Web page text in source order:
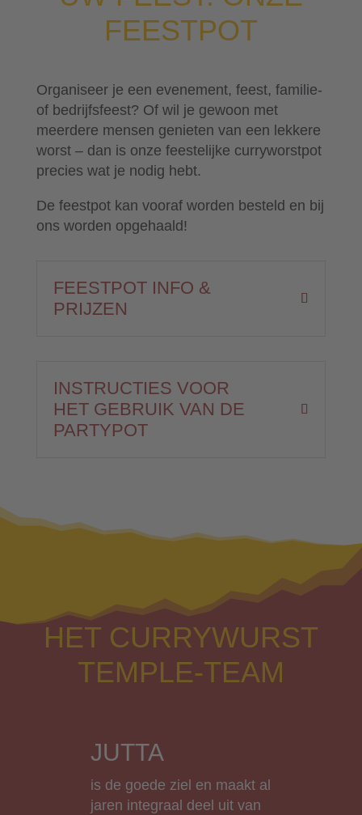
FEESTPOT
Organiseer je een evenement, feest, familie-
of bedrijfsfeest? Of wil je gewoon met
meerdere mensen genieten van een lekkere
worst – dan is onze feestelijke curryworstpot
precies wat je nodig hebt.
De feestpot kan vooraf worden besteld en bij
ons worden opgehaald!
FEESTPOT INFO &
PRIJZEN
INSTRUCTIES VOOR
HET GEBRUIK VAN DE
PARTYPOT
HET CURRYWURST
TEMPLE-TEAM
JUTTA
is de goede ziel en maakt al
jaren integraal deel uit van